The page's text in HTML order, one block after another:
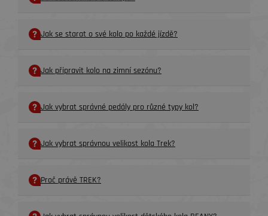
Jak se starat o své kolo po každé jízdě?
Jak připravit kolo na zimní sezónu?
Jak vybrat správné pedály pro různé typy kol?
Jak vybrat správnou velikost kola Trek?
Proč právě TREK?